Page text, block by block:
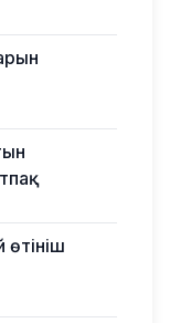
өтініш